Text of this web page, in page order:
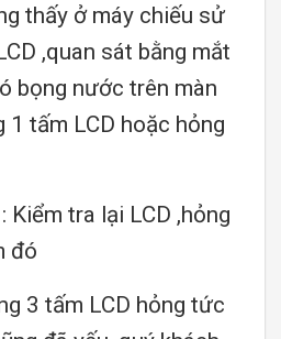
thấy ở máy chiếu sử
,quan sát bằng mắt
bọng nước trên màn
1 tấm LCD hoặc hỏng
: Kiểm tra lại LCD ,hỏng
đó
3 tấm LCD hỏng tức